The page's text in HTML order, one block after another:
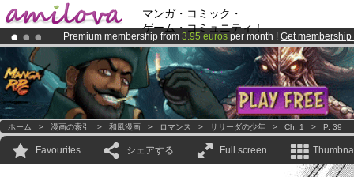
マンガ・コミック・
ゲーム・コミュニティ！
Premium membership from 3.95 euros per month ! Get membership
AmilovaKickstarter is now LIVE!.
Already 100000 membersand 1000 comics & mangas!.
ホーム > 漫画の索引 > 和風漫画 > ロマンス > サリーダの少年 > Ch. 1 > P. 39
Favourites シェアする Full screen